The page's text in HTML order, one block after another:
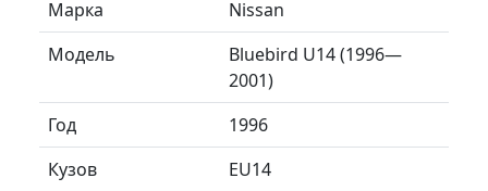
Марка
Nissan
Модель
Bluebird U14 (1996—
2001)
Год
1996
Кузов
EU14